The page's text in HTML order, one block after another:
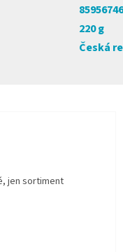
220 g
Česká
jen sortiment